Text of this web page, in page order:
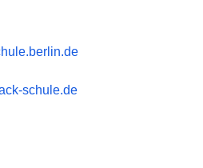
schule.de